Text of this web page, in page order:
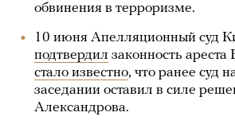
обвинения в терроризме.
10 июня Апелляционный суд
подтвердил законность
стало известно, что ранее суд
заседании оставил в силе
Александрова.